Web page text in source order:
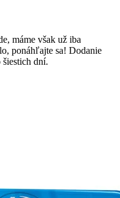
máme však už iba
ponáhľajte sa! Dodanie
dní.